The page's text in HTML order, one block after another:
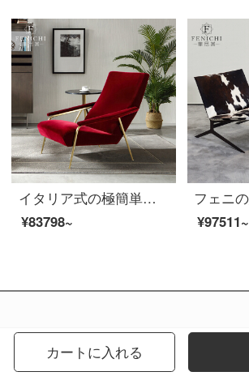
イタリア式の極簡単なデザイナーのレジャーチェアの赤色のアイデアの寝椅子の布芸のソファーの椅子のステンレスの軽奢な客間の家具のイタリア式はきわめて簡単です770*1030*800 mm
¥83798~
¥97511~
カートに入れる